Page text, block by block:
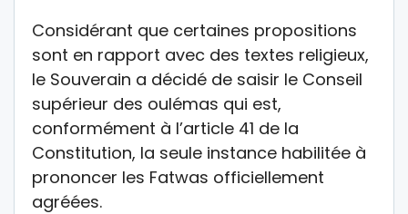
Considérant que certaines propositions
sont en rapport avec des textes religieux,
le Souverain a décidé de saisir le Conseil
supérieur des oulémas qui est,
conformément à l’article 41 de la
Constitution, la seule instance habilitée à
prononcer les Fatwas officiellement
agréées.